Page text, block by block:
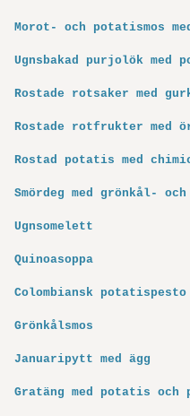
Morot- och potatismos
Ugnsbakad purjolök med
Rostade rotsaker med
Rostade rotfrukter med
Rostad potatis med
Smördeg med grönkål-
Ugnsomelett
Quinoasoppa
Colombiansk
Grönkålsmos
Januaripytt med ägg
Gratäng med potatis och